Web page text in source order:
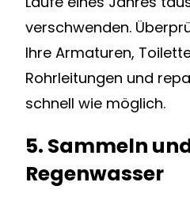
verschwenden.
Ihre Armaturen,
Rohrleitungen und
schnell wie möglich.
5. Sammeln
Regenwasser